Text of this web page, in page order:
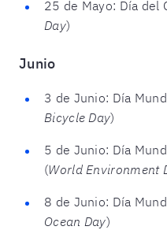
25 de Mayo: Día del
Day)
Junio
3 de Junio: Día
Bicycle Day)
5 de Junio: Día
(World Environment
8 de Junio: Día
Ocean Day)